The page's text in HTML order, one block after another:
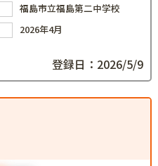
福島市立福島第二中学校
2026年4月
登録日：2026/5/9